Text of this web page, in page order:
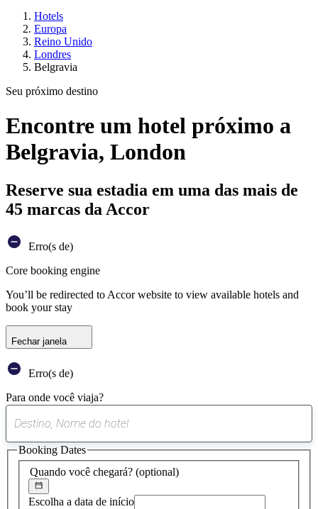
Hotels
Europa
Reino Unido
Londres
Belgravia
Seu próximo destino
Encontre um hotel próximo a
Belgravia, London
Reserve sua estadia em uma das mais de
45 marcas da Accor
Erro(s de)
Core booking engine
You’ll be redirected to Accor website to view available hotels and
book your stay
Fechar janela
Erro(s de)
Para onde você viaja?
sugestão
encontrada
Quando você chegará? (optional)
Escolha a data de início
Booking Dates